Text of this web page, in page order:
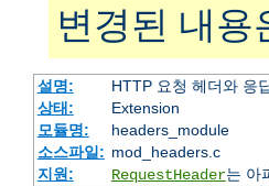
변경된 내용
설명:
HTTP 요청 헤더와 응
상태:
Extension
모듈명:
headers_module
소스파일: mod_headers.c
지원:
RequestHeader는 아